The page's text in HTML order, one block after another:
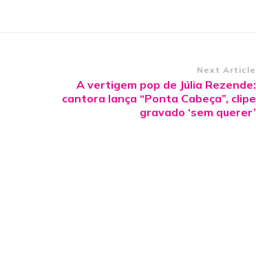
Next Article
A vertigem pop de Júlia Rezende:
cantora lança “Ponta Cabeça”, clipe
gravado ‘sem querer’